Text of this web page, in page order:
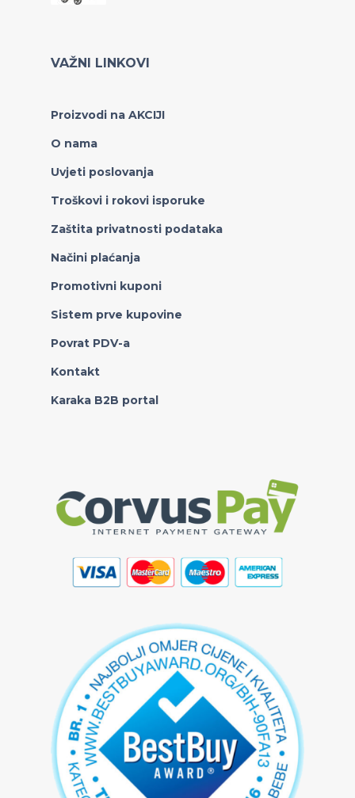
VAŽNI LINKOVI
Proizvodi na AKCIJI
O nama
Uvjeti poslovanja
Troškovi i rokovi isporuke
Zaštita privatnosti podataka
Načini plaćanja
Promotivni kuponi
Sistem prve kupovine
Povrat PDV-a
Kontakt
Karaka B2B portal